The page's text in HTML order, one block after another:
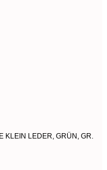
KLEIN LEDER, GRÜN, GR.